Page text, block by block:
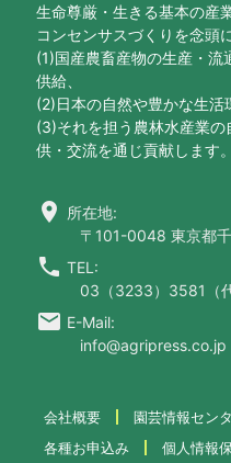
生命尊厳・生きる基本の産
コンセンサスづくりを念頭に
(1)国産農畜産物の生産・流
供給、
(2)日本の自然や豊かな生活
(3)それを担う農林水産業
供・交流を通じ貢献します。
location_on 所在地:
〒101-0048 東京都
call TEL:
03（3233）3581（代
email E-Mail:
info@agripress.co.jp
会社概要 園芸情報セン
各種お申込み
個人情報